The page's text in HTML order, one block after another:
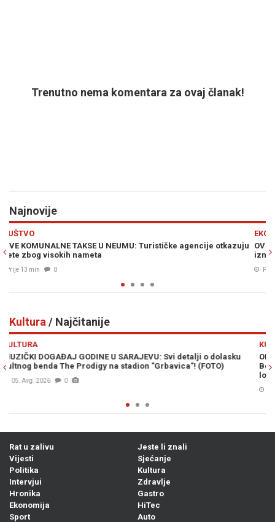
Trenutno nema komentara za ovaj članak!
Najnovije
otkazuju OVO JE 21 BH. GRAD KOJI PRVI DOBIJA LIDL: Jedno veliko
iznenađujuće izostavljeno
Prije 33 min
Previous
Kultura / Najčitanije
OPĆINA NOVI GRAD SARAJEVO I SFF UČVRSTILI
Bogat filmski program za sve generacije na tri festivalske
lokacije (FOTO)
Rat u zalivu
Vijesti
Politika
Intervjui
Hronika
Ekonomija
Sport
Jeste li znali
Sjećanje
Kultura
Zdravlje
Gastro
HiTec
Auto